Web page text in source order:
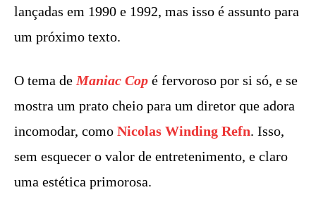
lançadas em 1990 e 1992, mas isso é assunto para
um próximo texto.
O tema de Maniac Cop é fervoroso por si só, e se
mostra um prato cheio para um diretor que adora
incomodar, como Nicolas Winding Refn. Isso,
sem esquecer o valor de entretenimento, e claro
uma estética primorosa.